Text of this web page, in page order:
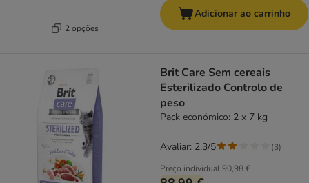
2 opções
Adicionar ao carrinho
Brit Care Sem cereais
Esterilizado Controlo de
peso
Pack económico: 2 x 7 kg
Preço individual90,98 €
Avaliar: 2.3/5 (3)